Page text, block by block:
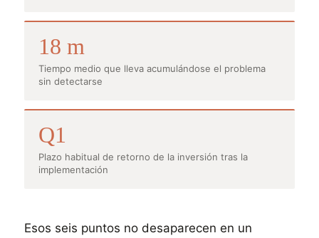
18 m
Tiempo medio que lleva acumulándose el problema
sin detectarse
Q1
Plazo habitual de retorno de la inversión tras la
implementación
Esos seis puntos no desaparecen en un